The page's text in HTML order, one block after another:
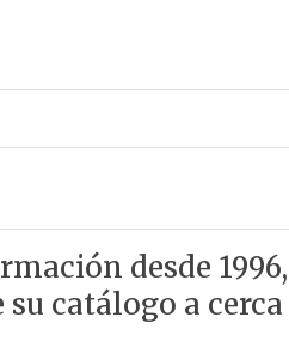
desde
catálogo a cerca